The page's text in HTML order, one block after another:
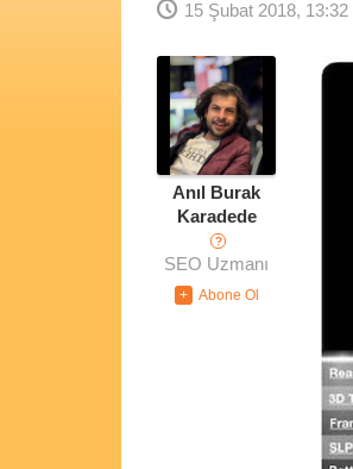
15 Şubat 2018, 13:32
Anıl Burak
Karadede
?
SEO Uzmanı